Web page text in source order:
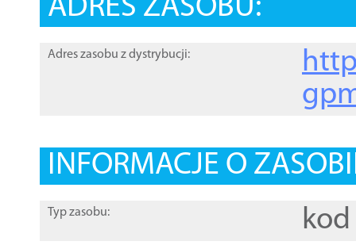
ADRES ZASOBU:
Adres zasobu z dystrybucji:
INFORMACJE O
Typ zasobu: kod